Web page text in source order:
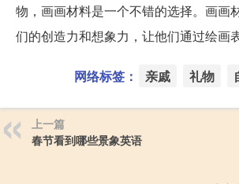
物，画画材料是一个不错的选择。画画
们的创造力和想象力，让他们通过绘画
网络标签： 亲戚 礼物
上一篇
春节看到哪些景象英语